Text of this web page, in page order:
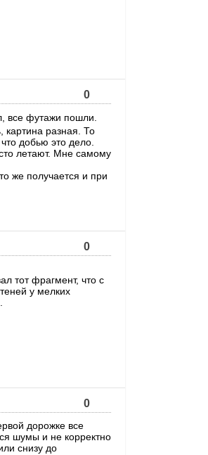
0
все футажи пошли.
картина разная. То
добью это дело.
летают. Мне самому
же получается и при
0
тот фрагмент, что с
у мелких
0
дорожке все
шумы и не корректно
снизу до